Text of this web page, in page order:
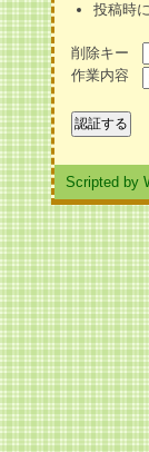
投稿時
削除キー
作業内容
Scripted by